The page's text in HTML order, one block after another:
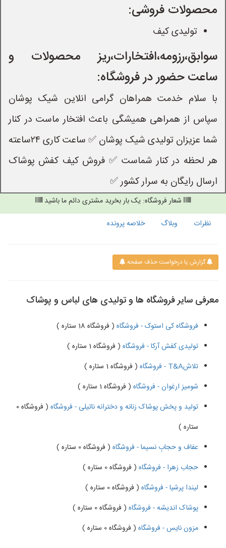
محصولات فروشی:
تولیدی کیف
سوابق،رزومه،افتخارات،ریز محصولات و
ساعت حضور در فروشگاه:
با سلام خدمت همراهان گرامی انلاین شیک پوشان
سپاس از همراهی همیشگی باعث افتخار ماست در کنار
شما عزیزان تولیدی شیک پوشان ✅ ساعت کاری ۲۴ساعته
هر لحظه در کنار شماست ✅ فروش کیف کفش پوشاک
ارسال رایگان به سرار کشور ✅
شعار فروشگاه: یک بار بخرید مشتری دائم ما باشید
نظرات
وبلاگ خلاصه پرونده
گزارش یا درخواست حذف صفحه
معرفی سایر فروشگاه ها و تولیدی های لباس و پوشاک
فروشگاه کی استوک - فروشگاه ( فروشگاه 18 ستاره )
تولیدی کفش آرکا - فروشگاه ( فروشگاه 1 ستاره )
تلاشT&A - فروشگاه
( فروشگاه 1 ستاره )
شومیز ارغوان - فروشگاه ( فروشگاه 1 ستاره )
تولید و پخش پوشاک زنانه و دخترانه ناتیلی - فروشگاه
( فروشگاه 0
ستاره )
عفاف و حجابِ نسیما - فروشگاه ( فروشگاه 0 ستاره )
حجاب زهرا - فروشگاه ( فروشگاه 0 ستاره )
لیندا پرشیا - فروشگاه ( فروشگاه 0 ستاره )
پوشاک اندیشه - فروشگاه ( فروشگاه 0 ستاره )
مزون نایس - فروشگاه ( فروشگاه 0 ستاره )